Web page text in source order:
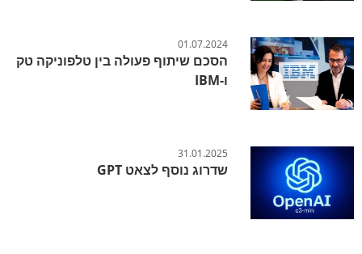
01.07.2024
הסכם שיתוף פעולה בין טלפוניקה טק
ו-IBM
31.01.2025
שדרוג נוסף לצאט GPT